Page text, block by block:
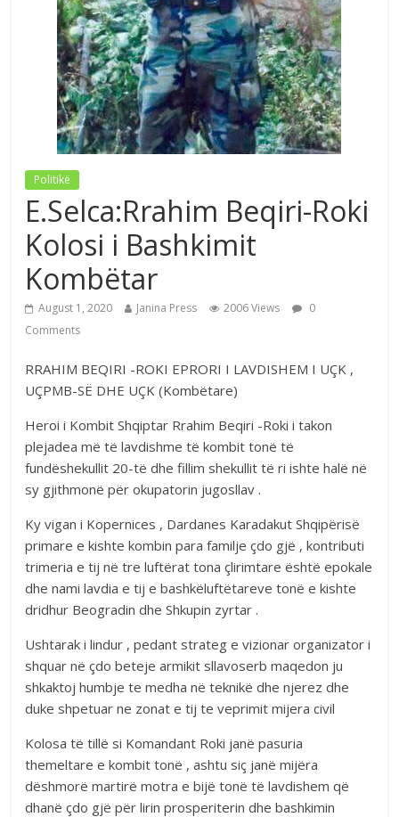
Politikë
E.Selca:Rrahim Beqiri-Roki
Kolosi i Bashkimit
Kombëtar
August 1, 2020 Janina Press 2006 Views
0
Comments
RRAHIM BEQIRI -ROKI EPRORI I LAVDISHEM I UÇK ,
UÇPMB-SË DHE UÇK (Kombëtare)
Heroi i Kombit Shqiptar Rrahim Beqiri -Roki i takon
plejadea më të lavdishme të kombit tonë të
fundëshekullit 20-të dhe fillim shekullit të ri ishte halë në
sy gjithmonë për okupatorin jugosllav .
Ky vigan i Kopernices , Dardanes Karadakut Shqipërisë
primare e kishte kombin para familje çdo gjë , kontributi
trimeria e tij në tre luftërat tona çlirimtare është epokale
dhe nami lavdia e tij e bashkëluftëtareve tonë e kishte
dridhur Beogradin dhe Shkupin zyrtar .
Ushtarak i lindur , pedant strateg e vizionar organizator i
shquar në çdo beteje armikit sllavoserb maqedon ju
shkaktoj humbje te medha në teknikë dhe njerez dhe
duke shpetuar ne zonat e tij te veprimit mijera civil
Kolosa të tillë si Komandant Roki janë pasuria
themeltare e kombit tonë , ashtu siç janë mijëra
dëshmorë martirë motra e bijë tonë të lavdishem që
dhanë çdo gjë për lirin prosperiterin dhe bashkimin